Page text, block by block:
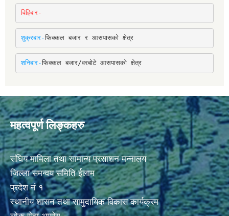
विहिबार-
शुक्रबार-फिक्कल बजार र आसपासको क्षेत्र
शनिबार-फिक्कल बजार/वरबोटे आसपासको क्षेत्र
महत्वपूर्ण लिङ्कहरु
संघिय मामिला तथा सामान्य प्रसाशन मन्नालय
जिल्ला समन्वय समिति ईलाम
प्रदेश नं १
स्थानीय शासन तथा सामुदायिक विकास कार्यक्रम